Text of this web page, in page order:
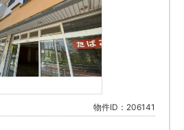
物件ID：206141